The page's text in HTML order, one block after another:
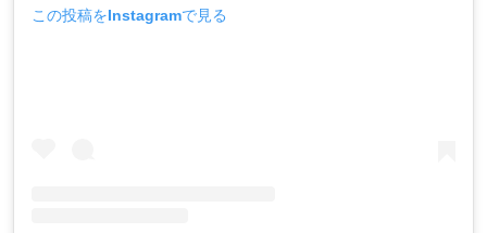
この投稿をInstagramで見る